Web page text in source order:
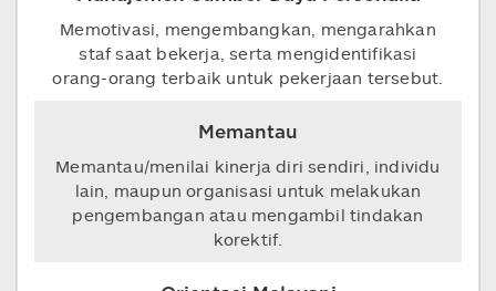
Memotivasi, mengembangkan, mengarahkan
staf saat bekerja, serta mengidentifikasi
orang-orang terbaik untuk pekerjaan tersebut.
Memantau
Memantau/menilai kinerja diri sendiri, individu
lain, maupun organisasi untuk melakukan
pengembangan atau mengambil tindakan
korektif.